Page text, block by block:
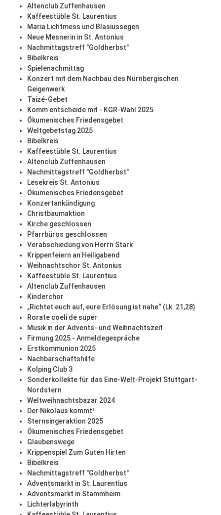
Altenclub Zuffenhausen
Kaffeestüble St. Laurentius
Maria Lichtmess und Blasiussegen
Neue Mesnerin in St. Antonius
Nachmittagstreff "Goldherbst"
Bibelkreis
Spielenachmittag
Konzert mit dem Nachbau des Nürnbergischen
Geigenwerk
Taizé-Gebet
Komm entscheide mit - KGR-Wahl 2025
Ökumenisches Friedensgebet
Weltgebetstag 2025
Bibelkreis
Kaffeestüble St. Laurentius
Altenclub Zuffenhausen
Nachmittagstreff "Goldherbst"
Lesekreis St. Antonius
Ökumenisches Friedensgebet
Konzertankündigung
Christbaumaktion
Kirche geschlossen
Pfarrbüros geschlossen
Verabschiedung von Herrn Stark
Krippenfeiern an Heiligabend
Weihnachtschor St. Antonius
Kaffeestüble St. Laurentius
Altenclub Zuffenhausen
Kinderchor
„Richtet euch auf, eure Erlösung ist nahe“ (Lk. 21,28)
Rorate coeli de super
Musik in der Advents- und Weihnachtszeit
Firmung 2025 - Anmeldegespräche
Erstkommunion 2025
Nachbarschaftshilfe
Kolping Club 3
Sonderkollekte für das Eine-Welt-Projekt Stuttgart-
Nordstern
Weltweihnachtsbazar 2024
Der Nikolaus kommt!
Sternsingeraktion 2025
Ökumenisches Friedensgebet
Glaubenswege
Krippenspiel Zum Guten Hirten
Bibelkreis
Nachmittagstreff "Goldherbst"
Adventsmarkt in St. Laurentius
Adventsmarkt in Stammheim
Lichterlabyrinth